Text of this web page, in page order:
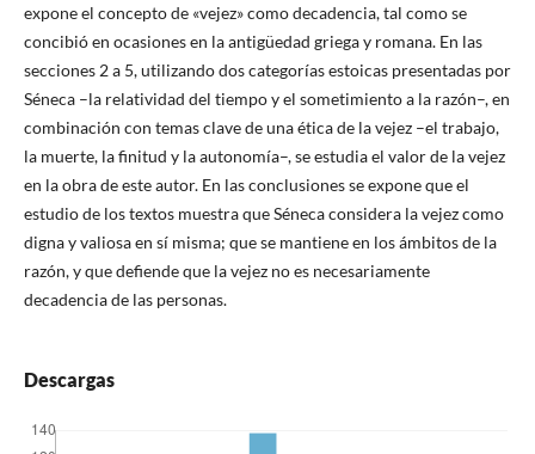
expone el concepto de «vejez» como decadencia, tal como se
concibió en ocasiones en la antigüedad griega y romana. En las
secciones 2 a 5, utilizando dos categorías estoicas presentadas por
Séneca –la relatividad del tiempo y el sometimiento a la razón–, en
combinación con temas clave de una ética de la vejez –el trabajo,
la muerte, la finitud y la autonomía–, se estudia el valor de la vejez
en la obra de este autor. En las conclusiones se expone que el
estudio de los textos muestra que Séneca considera la vejez como
digna y valiosa en sí misma; que se mantiene en los ámbitos de la
razón, y que defiende que la vejez no es necesariamente
decadencia de las personas.
Descargas